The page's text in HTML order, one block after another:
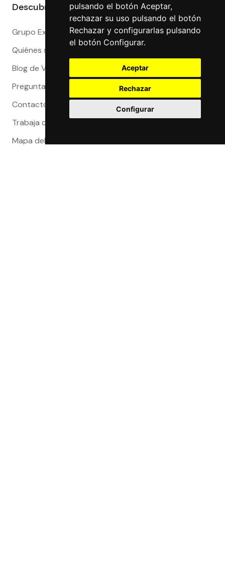
pulsando el botón Aceptar,
rechazar su uso pulsando el botón
Rechazar y configurarlas pulsando
el botón Configurar.
Aceptar
Rechazar
Configurar
Descubre más
Grupo Exact
Quiénes somos
Blog de Viajeros
Preguntas Frecuentes
Contacto
Trabaja con nosotros
Mapa del sitio